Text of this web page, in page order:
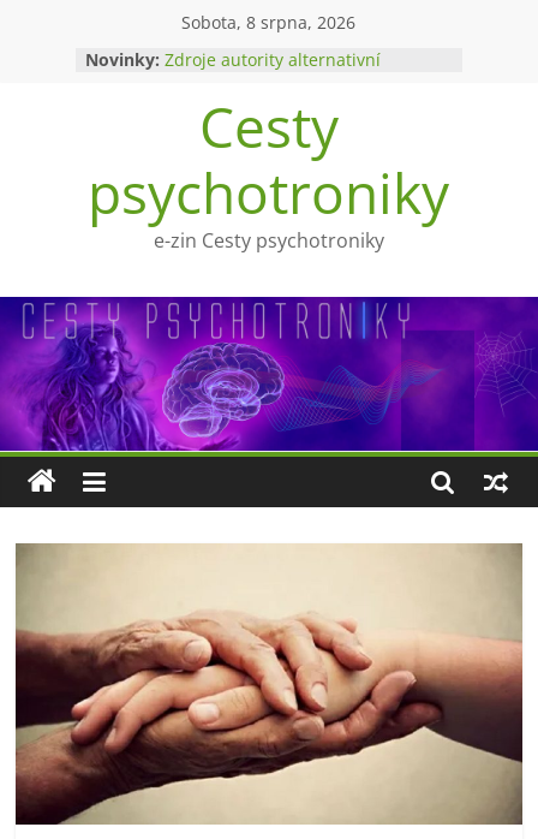
Sobota, 8 srpna, 2026
Novinky: Zdroje autority alternativní
Upíři a mytologie?
Ohnivý poltergeist
Tragédie Anny Göldi
Zlatý východ
Cesty
psychotroniky
e-zin Cesty psychotroniky